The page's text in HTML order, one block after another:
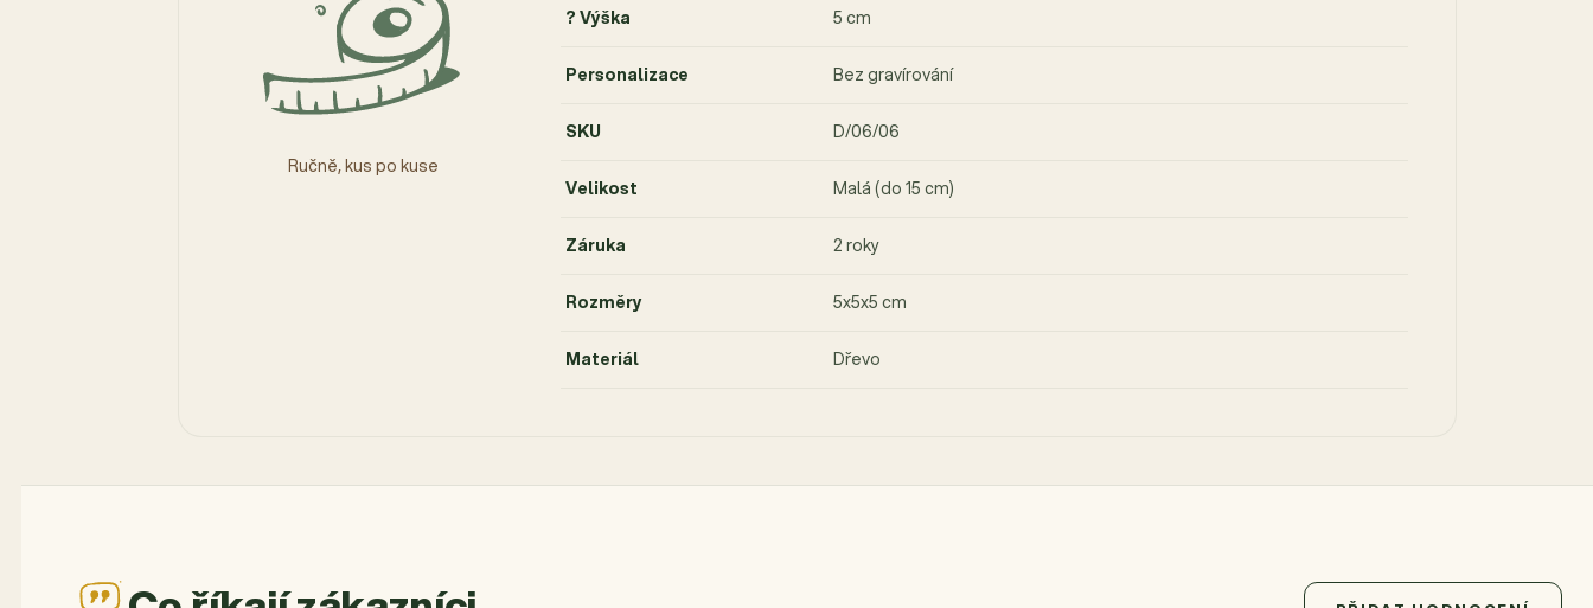
Ručně, kus po kuse
? Výška 5 cm
Personalizace Bez gravírování
SKU D/06/06
Velikost Malá (do 15 cm)
Záruka 2 roky
Rozměry 5x5x5 cm
Materiál Dřevo